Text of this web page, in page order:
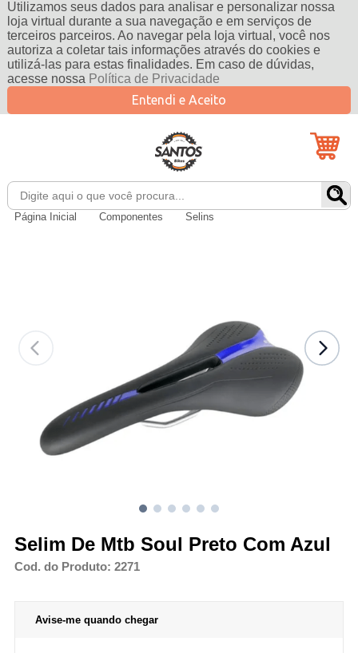
Utilizamos seus dados para analisar e personalizar nossa
loja virtual durante a sua navegação e em serviços de
terceiros parceiros. Ao navegar pela loja virtual, você nos
autoriza a coletar tais informações através do cookies e
utilizá-las para estas finalidades. Em caso de dúvidas,
acesse nossa Política de Privacidade
Entendi e Aceito
Página Inicial Componentes Selins
Selim De Mtb Soul Preto Com Azul
Cod. do Produto: 2271
Avise-me quando chegar